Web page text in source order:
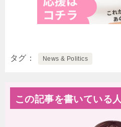
タグ News & Politics
この記事を書いている人